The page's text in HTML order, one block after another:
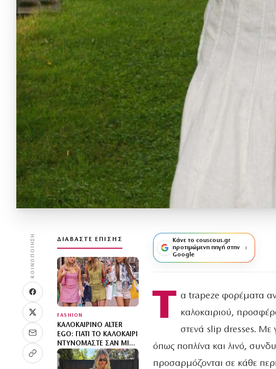
ΚΟΙΝΟΠΟΊΗΣΗ ΔΙΑΒΆΣΤΕ ΕΠΊΣΗΣ
FASHION
ΚΑΛΟΚΑΙΡΙΝΌ ALTER
EGO: ΓΙΑΤΊ ΤΟ ΚΑΛΟΚΑΊΡΙ
ΝΤΥΝΌΜΑΣΤΕ ΣΑΝ ΜΙΑ
«ΆΛΛΗ»;
Κάνε το couscous.gr
προτιμώμενη πηγή στην
Google
Τ α trapeze φορέματα
καλοκαιριού,
στενά slip dresses. Με
όπως ποπλίνα και λινό,
προσαρμόζονται σε κάθε